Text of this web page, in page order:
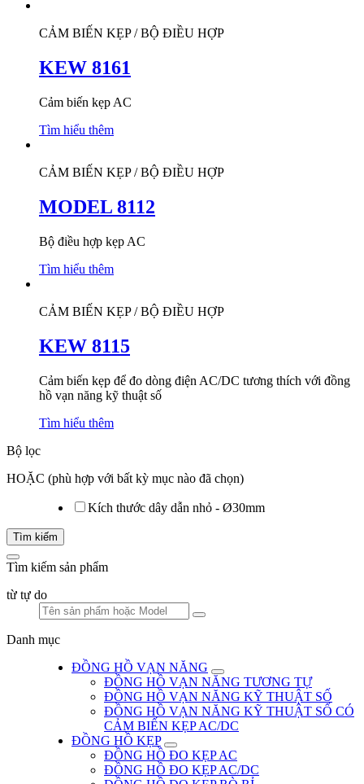
CẢM BIẾN KẸP / BỘ ĐIỀU HỢP
KEW 8161
Cảm biến kẹp AC
Tìm hiểu thêm
CẢM BIẾN KẸP / BỘ ĐIỀU HỢP
MODEL 8112
Bộ điều hợp kẹp AC
Tìm hiểu thêm
CẢM BIẾN KẸP / BỘ ĐIỀU HỢP
KEW 8115
Cảm biến kẹp để đo dòng điện AC/DC tương thích với đồng
hồ vạn năng kỹ thuật số
Tìm hiểu thêm
Bộ lọc
HOẶC (phù hợp với bất kỳ mục nào đã chọn)
Kích thước dây dẫn nhỏ - Ø30mm
Tìm kiếm
Tìm kiếm sản phẩm
từ tự do
Danh mục
ĐỒNG HỒ VẠN NĂNG
ĐỒNG HỒ VẠN NĂNG TƯƠNG TỰ
ĐỒNG HỒ VẠN NĂNG KỸ THUẬT SỐ
ĐỒNG HỒ VẠN NĂNG KỸ THUẬT SỐ CÓ
CẢM BIẾN KẸP AC/DC
ĐỒNG HỒ KẸP
ĐỒNG HỒ ĐO KẸP AC
ĐỒNG HỒ ĐO KẸP AC/DC